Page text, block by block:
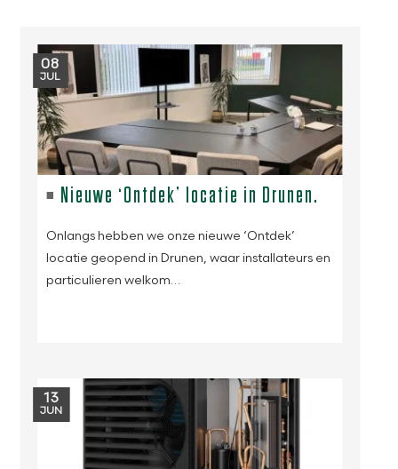
08
JUL
Nieuwe ‘Ontdek’ locatie in Drunen.
Onlangs hebben we onze nieuwe ‘Ontdek’
locatie geopend in Drunen, waar installateurs en
particulieren welkom…
13
JUN